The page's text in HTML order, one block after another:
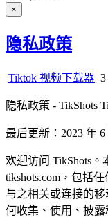
×
隐私政策
Tiktok 视频下载器 3
隐私政策 - TikShots
最后更新：2023 年 6
欢迎访问 TikShots
tikshots.com，包括
与之相关或连接的
何收集、使用、披